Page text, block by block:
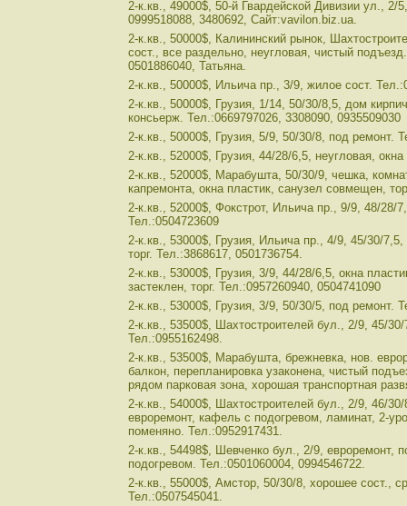
2-к.кв., 49000$, 50-й Гвардейской Дивизии ул., 2/
0999518088, 3480692, Сайт:vavilon.biz.ua.
2-к.кв., 50000$, Калининский рынок,
сост., все раздельно, неугловая, чистый
0501886040, Татьяна.
2-к.кв., 50000$, Ильича пр., 3/9, жилое сост.
2-к.кв., 50000$, Грузия, 1/14, 50/30/8,5, дом
консьерж. Тел.:0669797026, 3308090, 0935509030
2-к.кв., 50000$, Грузия, 5/9, 50/30/8, под ремонт.
2-к.кв., 52000$, Грузия, 44/28/6,5, неугловая,
2-к.кв., 52000$, Марабушта, 50/30/9, чешка,
капремонта, окна пластик, санузел совмещен,
2-к.кв., 52000$, Фокстрот, Ильича пр., 9/9, 48/28/
Тел.:0504723609
2-к.кв., 53000$, Грузия, Ильича пр., 4/9, 45/30/
торг. Тел.:3868617, 0501736754.
2-к.кв., 53000$, Грузия, 3/9, 44/28/6,5, окна
застеклен, торг. Тел.:0957260940, 0504741090
2-к.кв., 53000$, Грузия, 3/9, 50/30/5, под ремонт.
2-к.кв., 53500$, Шахтостроителей бул., 2/9, 45/
Тел.:0955162498.
2-к.кв., 53500$, Марабушта, брежневка, нов.
балкон, перепланировка узаконена, чистый
рядом парковая зона, хорошая транспортная
2-к.кв., 54000$, Шахтостроителей бул., 2/9, 46/
евроремонт, кафель с подогревом, ламинат, 2-
поменяно. Тел.:0952917431.
2-к.кв., 54498$, Шевченко бул., 2/9, евроремонт,
подогревом. Тел.:0501060004, 0994546722.
2-к.кв., 55000$, Амстор, 50/30/8, хорошее сост.,
Тел.:0507545041.